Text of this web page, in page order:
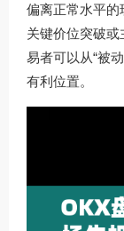
偏离正常水平的
关键价位突破
易者可以从“被
有利位置。